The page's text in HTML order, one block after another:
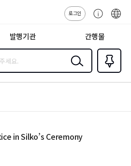
로그인
센
발행기관 간행물
검색
즐겨찾
기0
in Silko’s Ceremony